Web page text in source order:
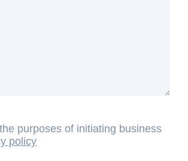
purposes of initiating business
policy